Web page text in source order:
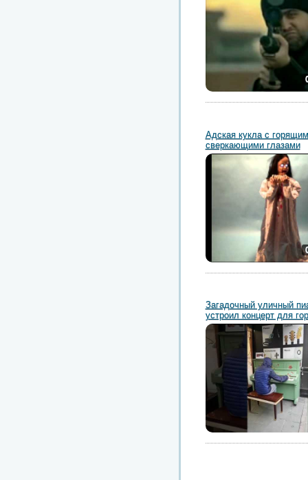
Адская кукла с
сверкающими глазами
Загадочный уличный
устроил концерт для